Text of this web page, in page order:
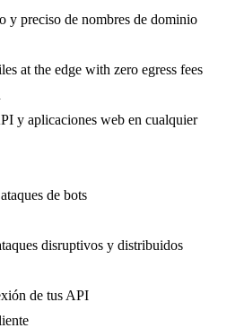
y preciso de nombres de dominio
at the edge with zero egress fees
y aplicaciones web en cualquier
de bots
disruptivos y distribuidos
de tus API